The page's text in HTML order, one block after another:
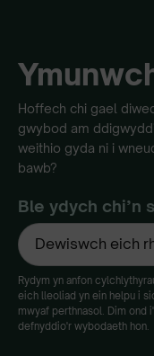
Hoffech chi gael
gwybod am
weithio gyda ni i
bawb?
Ble ydych chi’n
Rydym yn anfon
eich lleoliad yn ein helpu i
mwyaf perthnasol. Dim ond
defnyddio'r wybodaeth hon.